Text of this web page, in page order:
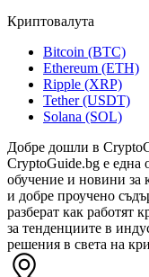
Криптовалута
Bitcoin (BTC)
Ethereum (ETH)
Ripple (XRP)
Tether (USDT)
Solana (SOL)
Добре дошли в
CryptoGuide.bg е една
обучение и новини за
и добре проучено
разберат как работят
за тенденциите в
решения в света на